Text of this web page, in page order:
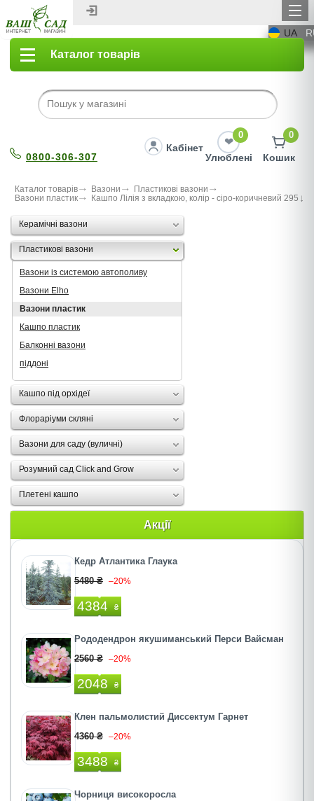
UA
Каталог товарів
0800-306-307
Кабінет
0
Улюблені
0
Кошик
Каталог товарів Вазони
Пластикові вазони
Вазони пластик
Кашпо Лілія з вкладкою, колір - сiро-коричневий 295
Керамічні вазони
Пластикові вазони
Вазони із системою автополиву
Вазони Elho
Вазони пластик
Кашпо пластик
Балконні вазони
піддоні
Кашпо під орхідеї
Флораріуми скляні
Вазони для саду (вуличні)
Розумний сад Click and Grow
Плетені кашпо
Акції
Кедр Атлантика Глаука
5480 ₴ –20%
4384 ₴
Рододендрон якушиманський Перси Вайсман
2560 ₴ –20%
2048 ₴
Клен пальмолистий Диссектум Гарнет
4360 ₴ –20%
3488 ₴
Чорниця високоросла